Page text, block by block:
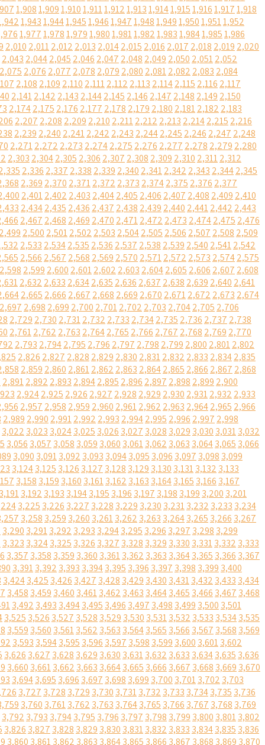
1,9081,9091,9101,9111,9121,9131,9141,9151,9161,9171,918
1,9431,9441,9451,9461,9471,9481,9491,9501,9511,952
1,9771,9781,9791,9801,9811,9821,9831,9841,9851,986
2,010 2,0112,012 2,013 2,0142,015 2,016 2,017 2,018 2,019 2,020
2,043 2,0442,045 2,046 2,047 2,048 2,049 2,050 2,0512,052
2,075 2,076 2,077 2,078 2,079 2,080 2,0812,082 2,083 2,084
2,108 2,109 2,110 2,1112,112 2,113 2,1142,115 2,116 2,117
2,1412,142 2,143 2,1442,145 2,146 2,147 2,148 2,149 2,150
2,1742,175 2,176 2,177 2,178 2,179 2,180 2,1812,182 2,183
2,207 2,208 2,209 2,210 2,2112,212 2,213 2,2142,215 2,216
2,239 2,240 2,2412,242 2,243 2,2442,245 2,246 2,247 2,248
2,2712,272 2,273 2,2742,275 2,276 2,277 2,278 2,279 2,280
2,303 2,3042,305 2,306 2,307 2,308 2,309 2,310 2,3112,312
2,336 2,337 2,338 2,339 2,340 2,3412,342 2,343 2,3442,345
2,369 2,370 2,3712,372 2,373 2,3742,375 2,376 2,377
2,4012,402 2,403 2,4042,405 2,406 2,407 2,408 2,409 2,410
2,4342,435 2,436 2,437 2,438 2,439 2,440 2,4412,442 2,443
2,467 2,468 2,469 2,470 2,4712,472 2,473 2,4742,475 2,476
2,500 2,5012,502 2,503 2,5042,505 2,506 2,507 2,508 2,509
2,533 2,5342,535 2,536 2,537 2,538 2,539 2,540 2,5412,542
2,566 2,567 2,568 2,569 2,570 2,5712,572 2,573 2,5742,575
2,598 2,599 2,600 2,6012,602 2,603 2,6042,605 2,606 2,607 2,608
2,632 2,633 2,6342,635 2,636 2,637 2,638 2,639 2,640 2,641
2,665 2,666 2,667 2,668 2,669 2,670 2,6712,672 2,673 2,674
2,697 2,698 2,699 2,700 2,7012,702 2,703 2,7042,705 2,706
2,729 2,730 2,7312,732 2,733 2,7342,735 2,736 2,737 2,738
2,7612,762 2,763 2,7642,765 2,766 2,767 2,768 2,769 2,770
2,793 2,7942,795 2,796 2,797 2,798 2,799 2,800 2,8012,802
2,826 2,827 2,828 2,829 2,830 2,8312,832 2,833 2,8342,835
2,859 2,860 2,8612,862 2,863 2,8642,865 2,866 2,867 2,868
2,8912,892 2,893 2,8942,895 2,896 2,897 2,898 2,899 2,900
2,9242,925 2,926 2,927 2,928 2,929 2,930 2,9312,932 2,933
2,957 2,958 2,959 2,960 2,9612,962 2,963 2,9642,965 2,966
2,989 2,990 2,9912,992 2,993 2,9942,995 2,996 2,997 2,998
3,022 3,023 3,0243,025 3,026 3,027 3,028 3,029 3,030 3,0313,032
3,056 3,057 3,058 3,059 3,060 3,0613,062 3,063 3,0643,065 3,066
3,090 3,0913,092 3,093 3,0943,095 3,096 3,097 3,098 3,099
3,1243,125 3,126 3,127 3,128 3,129 3,130 3,1313,132 3,133
3,158 3,159 3,160 3,1613,162 3,163 3,1643,165 3,166 3,167
3,192 3,193 3,1943,195 3,196 3,197 3,198 3,199 3,200 3,201
3,225 3,226 3,227 3,228 3,229 3,230 3,2313,232 3,233 3,234
3,258 3,259 3,260 3,2613,262 3,263 3,2643,265 3,266 3,267
3,290 3,2913,292 3,293 3,2943,295 3,296 3,297 3,298 3,299
3,323 3,3243,325 3,326 3,327 3,328 3,329 3,330 3,3313,332 3,333
3,357 3,358 3,359 3,360 3,3613,362 3,363 3,3643,365 3,366 3,367
3,3913,392 3,393 3,3943,395 3,396 3,397 3,398 3,399 3,400
3,4243,425 3,426 3,427 3,428 3,429 3,430 3,4313,432 3,433 3,434
3,458 3,459 3,460 3,4613,462 3,463 3,4643,465 3,466 3,467 3,468
3,492 3,493 3,4943,495 3,496 3,497 3,498 3,499 3,500 3,501
3,525 3,526 3,527 3,528 3,529 3,530 3,5313,532 3,533 3,5343,535
3,559 3,560 3,5613,562 3,563 3,5643,565 3,566 3,567 3,568 3,569
3,593 3,5943,595 3,596 3,597 3,598 3,599 3,600 3,6013,602
3,626 3,627 3,628 3,629 3,630 3,6313,632 3,633 3,6343,635 3,636
3,660 3,6613,662 3,663 3,6643,665 3,666 3,667 3,668 3,669 3,670
3,6943,695 3,696 3,697 3,698 3,699 3,700 3,7013,702 3,703
3,727 3,728 3,729 3,730 3,7313,732 3,733 3,7343,735 3,736
3,760 3,7613,762 3,763 3,7643,765 3,766 3,767 3,768 3,769
3,792 3,793 3,7943,795 3,796 3,797 3,798 3,799 3,800 3,8013,802
3,826 3,827 3,828 3,829 3,830 3,8313,832 3,833 3,8343,835 3,836
3,860 3,8613,862 3,863 3,8643,865 3,866 3,867 3,868 3,869 3,870